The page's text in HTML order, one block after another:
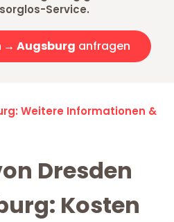
Service.
→ Augsburg anfragen
Weitere Informationen &
Dresden
Kosten